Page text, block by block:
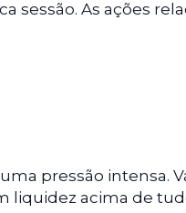
sessão. As ações
pressão intensa.
liquidez acima de